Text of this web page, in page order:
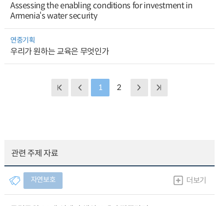
Assessing the enabling conditions for investment in
Armenia‘s water security
연중기획
우리가 원하는 교육은 무엇인가
1 2
관련 주제 자료
자연보호 더보기